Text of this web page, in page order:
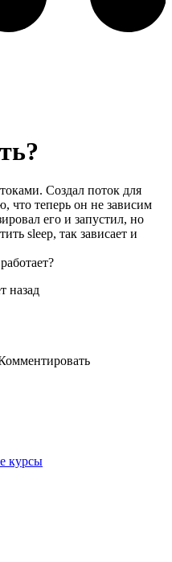
Создал поток для
теперь он не зависим
его и запустил, но
sleep, так зависает и
назад
курсы